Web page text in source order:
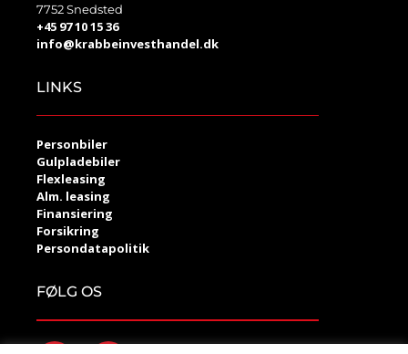
7752 Snedsted
+45 97 10 15 36
info@krabbeinvesthandel.dk
LINKS
Personbiler
Gulpladebiler
Flexleasing
Alm. leasing
Finansiering
Forsikring
Persondatapolitik
FØLG OS